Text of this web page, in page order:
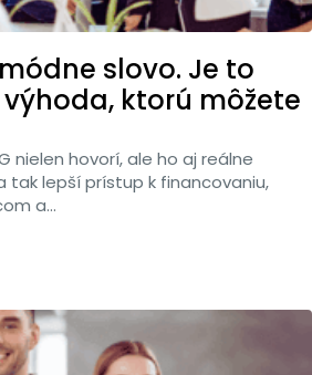
módne slovo. Je to
ktorú môžete
nielen hovorí, ale ho aj reálne
tak lepší prístup k financovaniu,
a...